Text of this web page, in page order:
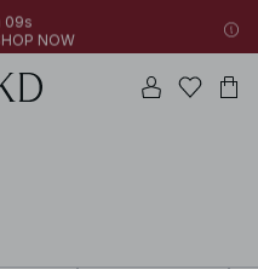
07s
NOW
07s
NOW
| SHOP NOW